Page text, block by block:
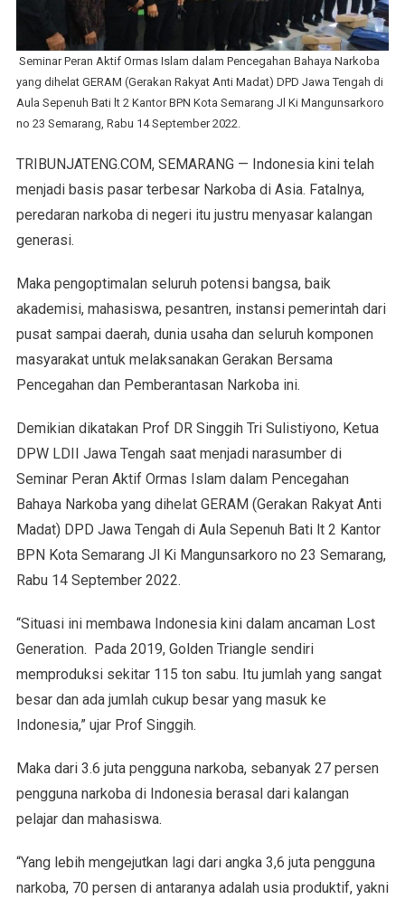
Seminar Peran Aktif Ormas Islam dalam Pencegahan Bahaya Narkoba
yang dihelat GERAM (Gerakan Rakyat Anti Madat) DPD Jawa Tengah di
Aula Sepenuh Bati lt 2 Kantor BPN Kota Semarang Jl Ki Mangunsarkoro
no 23 Semarang, Rabu 14 September 2022.
TRIBUNJATENG.COM, SEMARANG — Indonesia kini telah
menjadi basis pasar terbesar Narkoba di Asia. Fatalnya,
peredaran narkoba di negeri itu justru menyasar kalangan
generasi.
Maka pengoptimalan seluruh potensi bangsa, baik
akademisi, mahasiswa, pesantren, instansi pemerintah dari
pusat sampai daerah, dunia usaha dan seluruh komponen
masyarakat untuk melaksanakan Gerakan Bersama
Pencegahan dan Pemberantasan Narkoba ini.
Demikian dikatakan Prof DR Singgih Tri Sulistiyono, Ketua
DPW LDII Jawa Tengah saat menjadi narasumber di
Seminar Peran Aktif Ormas Islam dalam Pencegahan
Bahaya Narkoba yang dihelat GERAM (Gerakan Rakyat Anti
Madat) DPD Jawa Tengah di Aula Sepenuh Bati lt 2 Kantor
BPN Kota Semarang Jl Ki Mangunsarkoro no 23 Semarang,
Rabu 14 September 2022.
“Situasi ini membawa Indonesia kini dalam ancaman Lost
Generation. Pada 2019, Golden Triangle sendiri
memproduksi sekitar 115 ton sabu. Itu jumlah yang sangat
besar dan ada jumlah cukup besar yang masuk ke
Indonesia,” ujar Prof Singgih.
Maka dari 3.6 juta pengguna narkoba, sebanyak 27 persen
pengguna narkoba di Indonesia berasal dari kalangan
pelajar dan mahasiswa.
“Yang lebih mengejutkan lagi dari angka 3,6 juta pengguna
narkoba, 70 persen di antaranya adalah usia produktif, yakni